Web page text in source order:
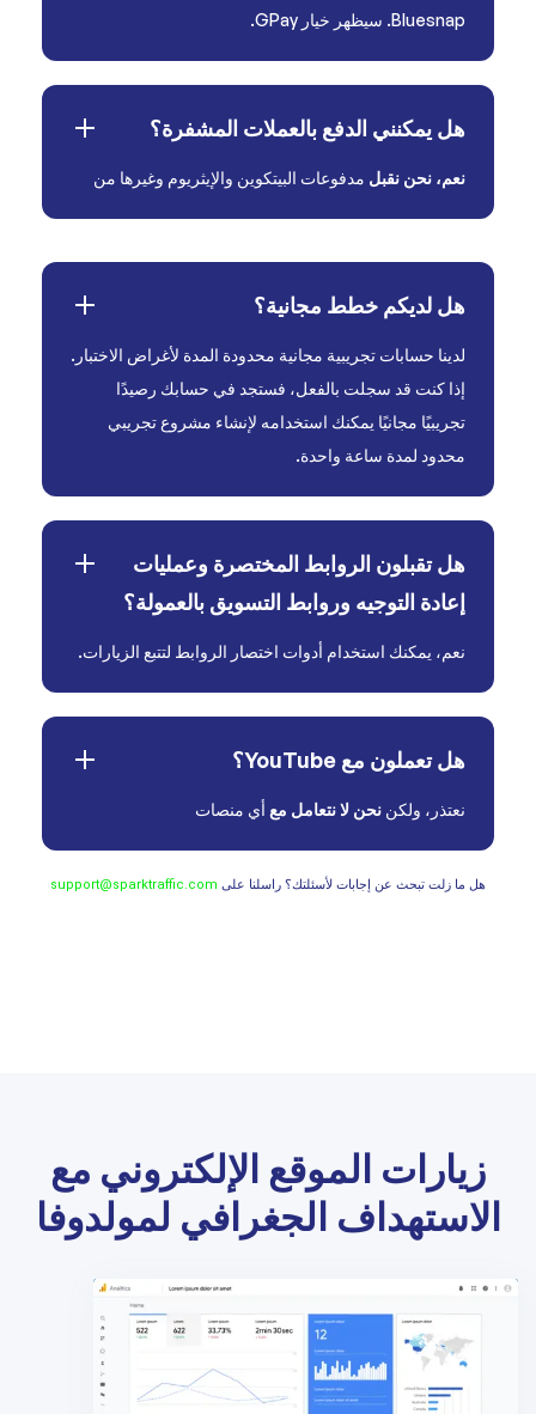
Bluesnap. سيظهر خيار GPay.
هل يمكنني الدفع بالعملات المشفرة؟
نعم، نحن نقبل مدفوعات البيتكوين والإيثريوم وغيرها من
هل لديكم خطط مجانية؟
لدينا حسابات تجريبية مجانية محدودة المدة لأغراض الاختبار.
إذا كنت قد سجلت بالفعل، فستجد في حسابك رصيدًا
تجريبيًا مجانيًا يمكنك استخدامه لإنشاء مشروع تجريبي
محدود لمدة ساعة واحدة.
هل تقبلون الروابط المختصرة وعمليات
إعادة التوجيه وروابط التسويق بالعمولة؟
نعم، يمكنك استخدام أدوات اختصار الروابط لتتبع الزيارات.
هل تعملون مع YouTube؟
نعتذر، ولكن نحن لا نتعامل مع أي منصات
هل ما زلت تبحث عن إجابات لأسئلتك؟ راسلنا على support@sparktraffic.com
زيارات الموقع الإلكتروني مع
الاستهداف الجغرافي لمولدوفا